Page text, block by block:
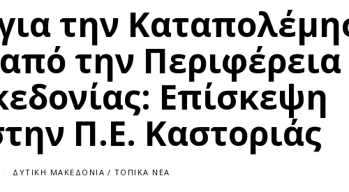
την
την Περιφέρεια
Επίσκεψη
Π.Ε. Καστοριάς
ΔΥΤΙΚΉ ΜΑΚΕΔΟΝΊΑ / ΤΟΠΙΚΆ ΝΈΑ